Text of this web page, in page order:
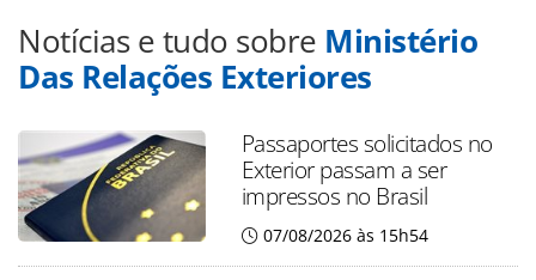
Notícias e tudo sobre Ministério
Das Relações Exteriores
Passaportes solicitados no
Exterior passam a ser
impressos no Brasil
07/08/2026 às 15h54